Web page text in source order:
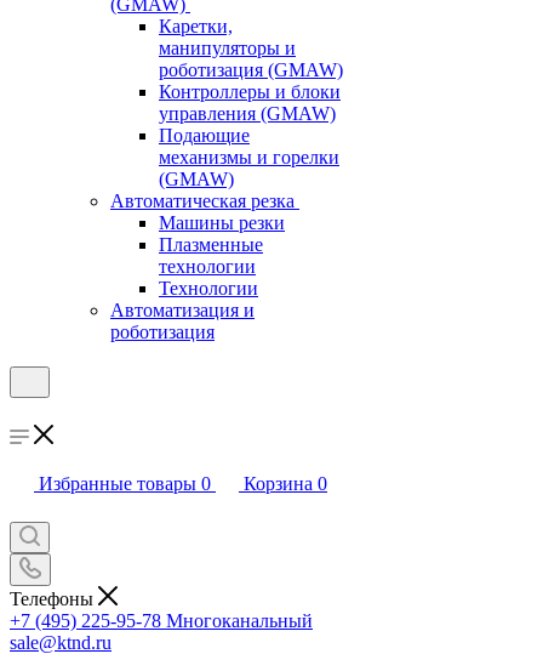
(GMAW)
Каретки,
манипуляторы и
роботизация (GMAW)
Контроллеры и блоки
управления (GMAW)
Подающие
механизмы и горелки
(GMAW)
Автоматическая резка
Машины резки
Плазменные
технологии
Технологии
Автоматизация и
роботизация
Избранные товары 0 Корзина 0
Телефоны
+7 (495) 225-95-78 Многоканальный
sale@ktnd.ru